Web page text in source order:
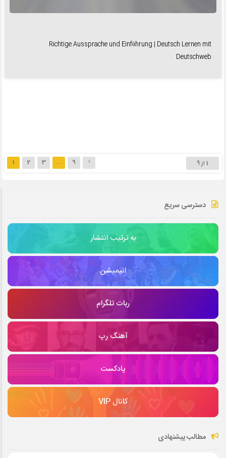
Richtige Aussprache und Einführung | Deutsch Lernen mit
Deutschweb
1 از 9 1 2 3 … 9
دسترسی سریع
به ترتیب انتشار
انیمیشن
ربات تلگرام
آهنگ رپ
پادکست
کانال VIP
مطالب پیشنهادی